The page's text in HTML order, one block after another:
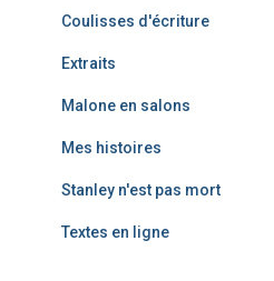
Coulisses d'écriture
Extraits
Malone en salons
Mes histoires
Stanley n'est pas mort
Textes en ligne